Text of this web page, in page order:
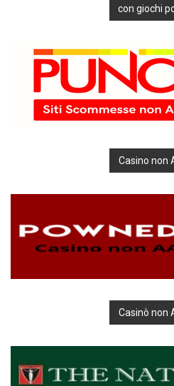
con giochi
Casino non
Casinò non